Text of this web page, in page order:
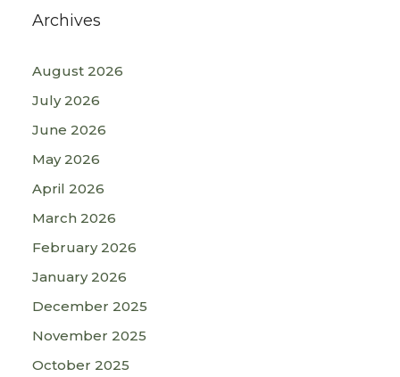
Archives
August 2026
July 2026
June 2026
May 2026
April 2026
March 2026
February 2026
January 2026
December 2025
November 2025
October 2025